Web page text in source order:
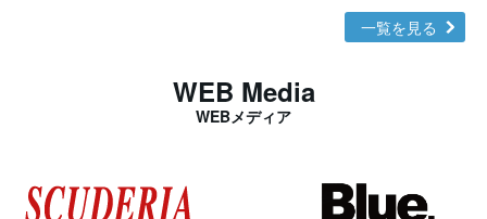
一覧を見る
WEB Media
WEBメディア